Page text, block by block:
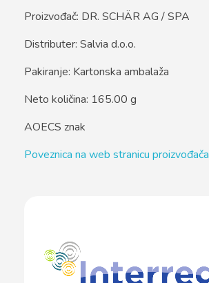
Proizvođač: DR. SCHÄR AG / SPA
Distributer: Salvia d.o.o.
Pakiranje: Kartonska ambalaža
Neto količina: 165.00 g
AOECS znak
Poveznica na web stranicu proizvođača